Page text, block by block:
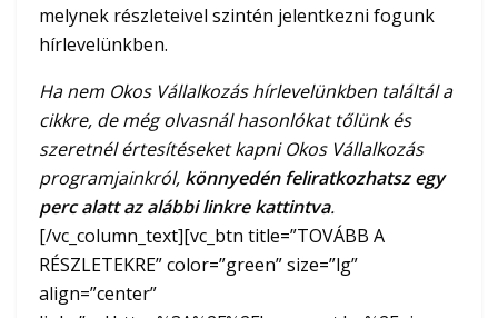
melynek részleteivel szintén jelentkezni fogunk
hírlevelünkben.
Ha nem Okos Vállalkozás hírlevelünkben találtál a
cikkre, de még olvasnál hasonlókat tőlünk és
szeretnél értesítéseket kapni Okos Vállalkozás
programjainkról, könnyedén feliratkozhatsz egy
perc alatt az alábbi linkre kattintva.
[/vc_column_text][vc_btn title=”TOVÁBB A
RÉSZLETEKRE” color=”green” size=”lg”
align=”center”